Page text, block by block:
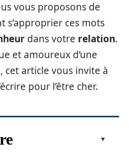
vous proposons de
s’approprier ces mots
dans votre relation.
et amoureux d’une
cet article vous invite à
pour l’être cher.